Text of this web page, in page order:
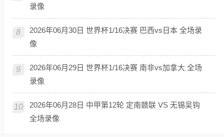
录像
8
2026年06月30日 世界杯1/16决赛 巴西vs日本 全场录
像
9
2026年06月29日 世界杯1/16决赛 南非vs加拿大 全场
录像
10
2026年06月28日 中甲第12轮 定南赣联 VS 无锡吴钩
全场录像